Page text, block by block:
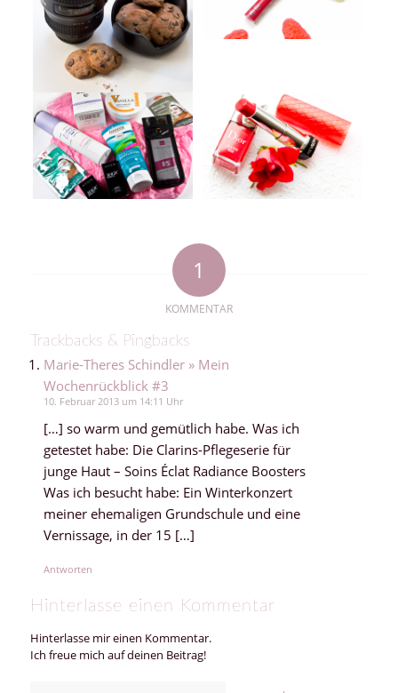
1
KOMMENTAR
Trackbacks & Pingbacks
Marie-Theres Schindler » Mein
Wochenrückblick #3
10. Februar 2013 um 14:11 Uhr
[…] so warm und gemütlich habe. Was ich
getestet habe: Die Clarins-Pflegeserie für
junge Haut – Soins Éclat Radiance Boosters
Was ich besucht habe: Ein Winterkonzert
meiner ehemaligen Grundschule und eine
Vernissage, in der 15 […]
Antworten
Hinterlasse einen Kommentar
Hinterlasse mir einen Kommentar.
Ich freue mich auf deinen Beitrag!